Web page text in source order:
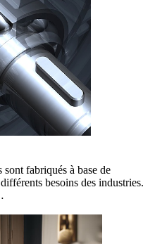
fabriqués à base de
besoins des industries.